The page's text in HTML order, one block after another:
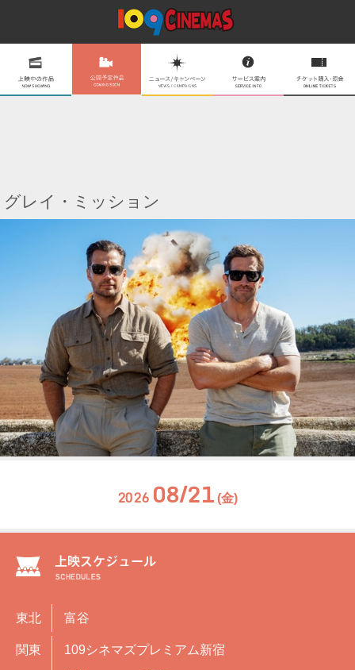
グレイ・ミッション
2026 08/21 (金)
東北 富谷
関東 109シネマズプレミアム新宿